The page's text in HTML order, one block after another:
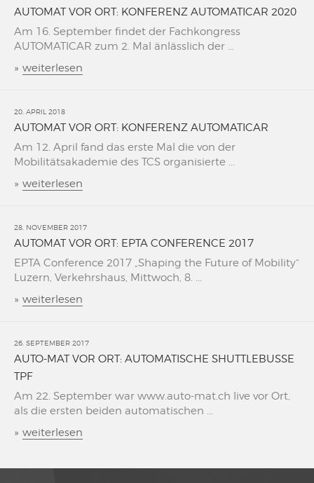
AUTOMAT VOR ORT: KONFERENZ AUTOMATICAR 2020
Am 16. September findet der Fachkongress
AUTOMATICAR zum 2. Mal änlässlich der ...
» weiterlesen
20. APRIL 2018
AUTOMAT VOR ORT: KONFERENZ AUTOMATICAR
Am 12. April fand das erste Mal die von der
Mobilitätsakademie des TCS organisierte ...
» weiterlesen
28. NOVEMBER 2017
AUTOMAT VOR ORT: EPTA CONFERENCE 2017
EPTA Conference 2017 „Shaping the Future of Mobility“
Luzern, Verkehrshaus, Mittwoch, 8. ...
» weiterlesen
26. SEPTEMBER 2017
AUTO-MAT VOR ORT: AUTOMATISCHE SHUTTLEBUSSE
TPF
Am 22. September war www.auto-mat.ch live vor Ort,
als die ersten beiden automatischen ...
» weiterlesen